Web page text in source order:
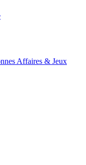
Affaires & Jeux